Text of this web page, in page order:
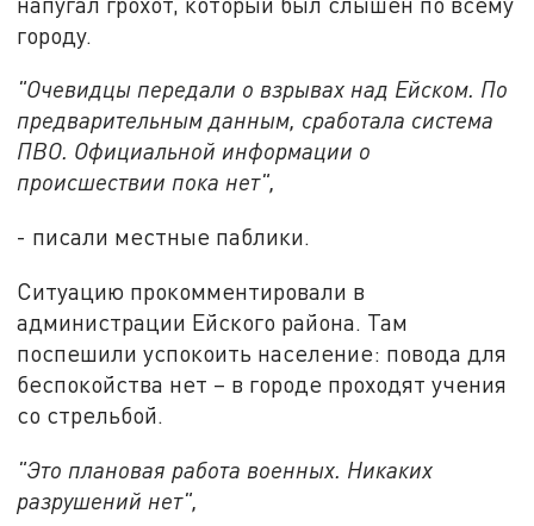
городу.
"Очевидцы передали о взрывах над Ейском. По
предварительным данным, сработала система
ПВО. Официальной информации о
происшествии пока нет",
- писали местные паблики.
Ситуацию прокомментировали в
администрации Ейского района. Там
поспешили успокоить население: повода для
беспокойства нет – в городе проходят учения
со стрельбой.
"Это плановая работа военных. Никаких
разрушений нет",